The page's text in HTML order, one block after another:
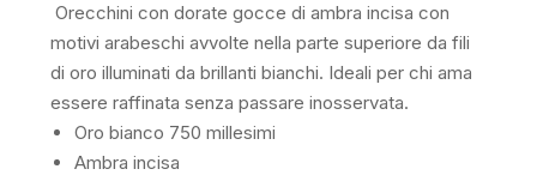
Orecchini con dorate gocce di ambra incisa con
motivi arabeschi avvolte nella parte superiore da fili
di oro illuminati da brillanti bianchi. Ideali per chi ama
essere raffinata senza passare inosservata.
Oro bianco 750 millesimi
Ambra incisa